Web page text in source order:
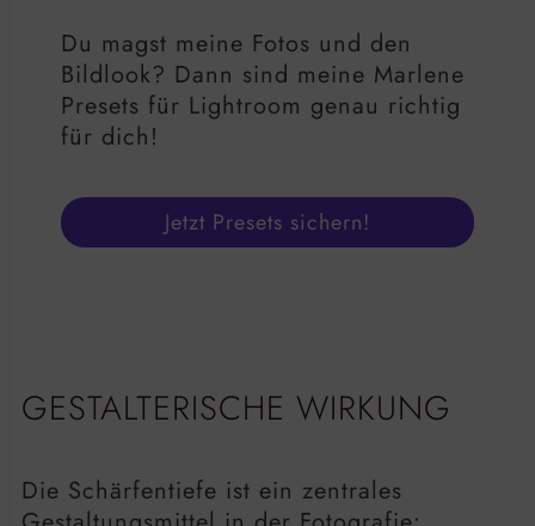
Du magst meine Fotos und den
Bildlook? Dann sind meine Marlene
Presets für Lightroom genau richtig
für dich!
Jetzt Presets sichern!
GESTALTERISCHE WIRKUNG
Die Schärfentiefe ist ein zentrales